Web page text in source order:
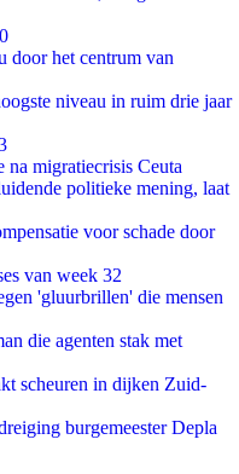
door het centrum van
niveau in ruim drie jaar
na migratiecrisis Ceuta
politieke mening, laat
voor schade door
van week 32
'gluurbrillen' die mensen
die agenten stak met
scheuren in dijken Zuid-
burgemeester Depla